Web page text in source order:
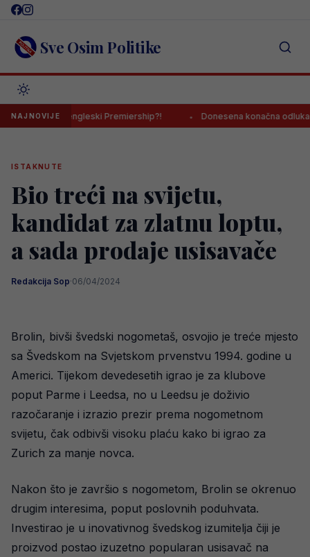
Skip
content Sve Osim Politike
NAJNOVIJE
u engleski Premiership?! Donesena konačna odluka o
ISTAKNUTE
Bio treći na svijetu,
kandidat za zlatnu loptu,
a sada prodaje usisavače
Redakcija Sop·06/04/2024
Brolin, bivši švedski nogometaš, osvojio je treće mjesto
sa Švedskom na Svjetskom prvenstvu 1994. godine u
Americi. Tijekom devedesetih igrao je za klubove
poput Parme i Leedsa, no u Leedsu je doživio
razočaranje i izrazio prezir prema nogometnom
svijetu, čak odbivši visoku plaću kako bi igrao za
Zurich za manje novca.
Nakon što je završio s nogometom, Brolin se okrenuo
drugim interesima, poput poslovnih poduhvata.
Investirao je u inovativnog švedskog izumitelja čiji je
proizvod postao izuzetno popularan usisavač na